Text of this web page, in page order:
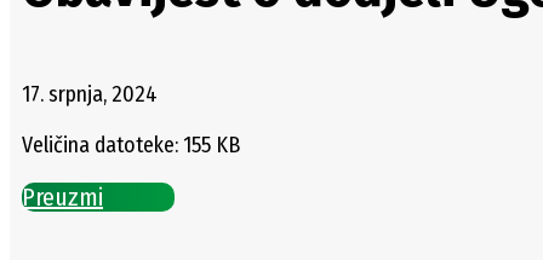
17. srpnja, 2024
Veličina datoteke: 155 KB
Preuzmi